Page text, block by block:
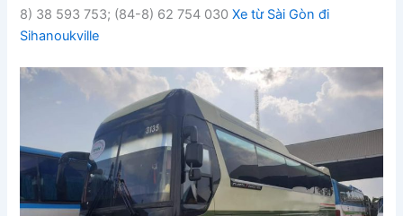
8) 38 593 753; (84-8) 62 754 030Xe từ Sài Gòn đi
Sihanoukville